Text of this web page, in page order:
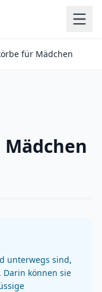
für Mädchen
unterwegs sind,
können sie